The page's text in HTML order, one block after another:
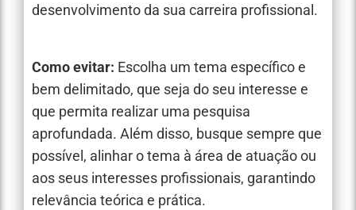
desenvolvimento da sua carreira profissional.
Como evitar: Escolha um tema específico e
bem delimitado, que seja do seu interesse e
que permita realizar uma pesquisa
aprofundada. Além disso, busque sempre que
possível, alinhar o tema à área de atuação ou
aos seus interesses profissionais, garantindo
relevância teórica e prática.